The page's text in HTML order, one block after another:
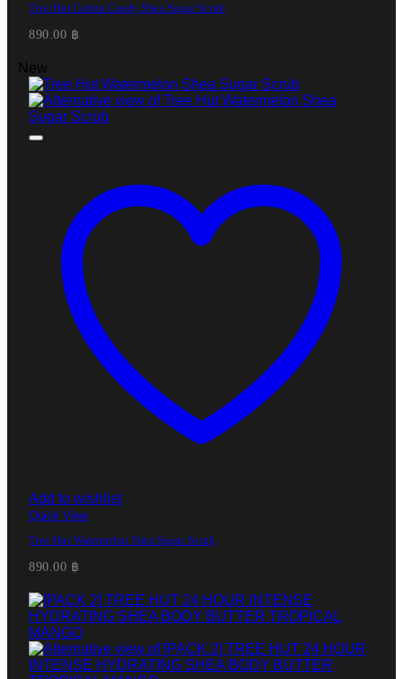
Tree Hut Cotton Candy Shea Sugar Scrub
890.00 ฿
New
Add to wishlist
Quick View
Tree Hut Watermelon Shea Sugar Scrub
890.00 ฿